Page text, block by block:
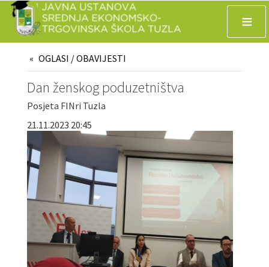
≡
OGLASI / OBAVIJESTI
Dan ženskog poduzetništva
Posjeta FINri Tuzla
21.11.2023 20:45